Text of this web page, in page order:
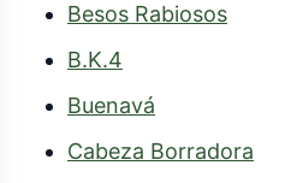
Besos Rabiosos
B.K.4
Buenavá
Cabeza Borradora